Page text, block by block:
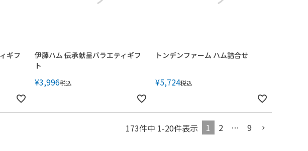
ギフ
伊藤ハム 伝承献呈バラエティギフ
ト
¥3,996税込
トンデンファーム ハム詰合せ
¥5,724税込
173件中 1-20件表示 1 2 … 9